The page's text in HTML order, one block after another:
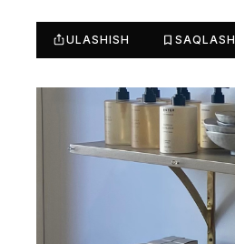
ULASHISH SAQLASH